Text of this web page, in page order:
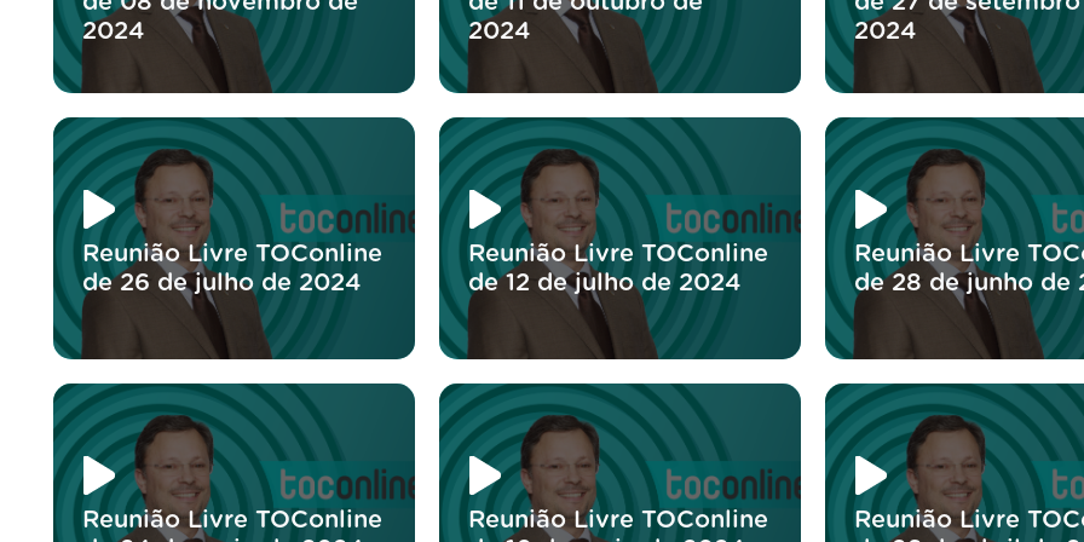
2024
2024
2024
Reunião Livre TOConline
de 26 de julho de 2024
Reunião Livre TOConline
de 12 de julho de 2024
Reunião Livre
de 28 de junho de
Reunião Livre TOConline
Reunião Livre TOConline
Reunião Livre